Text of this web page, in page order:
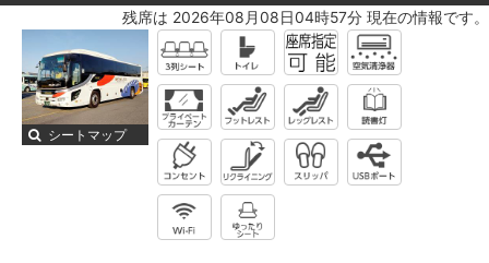
残席は 2026年08月08日04時57分 現在の情報です。
シートマップ